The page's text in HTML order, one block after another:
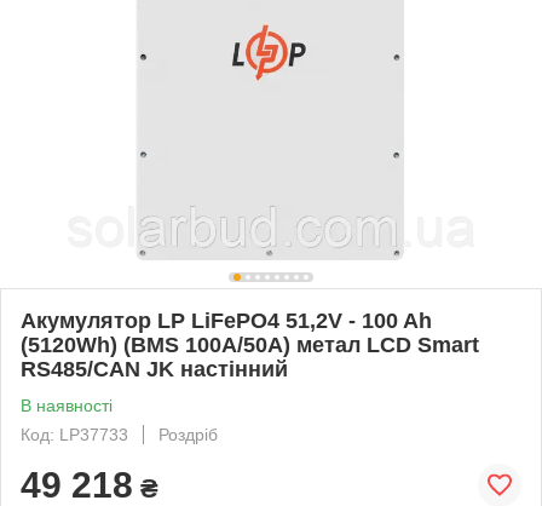
Акумулятор LP LiFePO4 51,2V - 100 Ah
(5120Wh) (BMS 100A/50А) метал LCD Smart
RS485/CAN JK настінний
В наявності
Код: LP37733
Роздріб
49 218 ₴